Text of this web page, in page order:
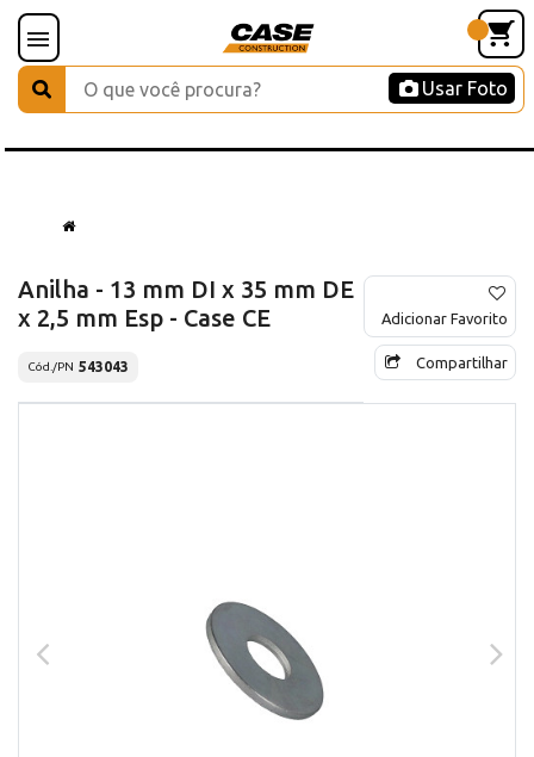
Usar Foto
Anilha - 13 mm DI x 35 mm DE
x 2,5 mm Esp - Case CE
Cód./PN 543043
Adicionar Favorito
Compartilhar